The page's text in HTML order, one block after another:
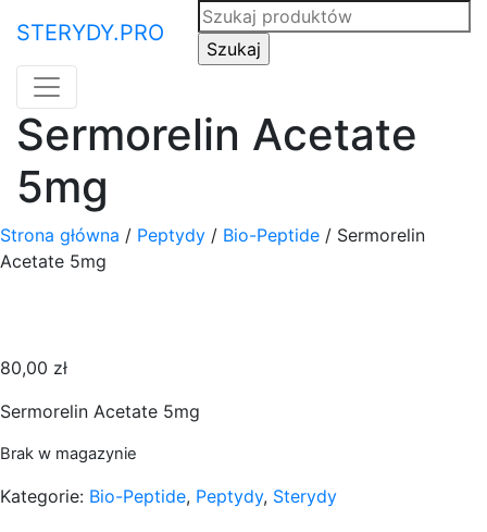
STERYDY.PRO
Search
for:
Sermorelin Acetate
5mg
Strona główna / Peptydy / Bio-Peptide / Sermorelin
Acetate 5mg
80,00 zł
Sermorelin Acetate 5mg
Brak w magazynie
Kategorie: Bio-Peptide, Peptydy, Sterydy